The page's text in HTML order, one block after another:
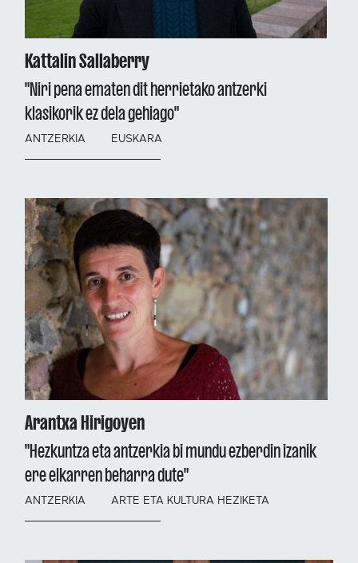
Kattalin Sallaberry
"Niri pena ematen dit herrietako antzerki
klasikorik ez dela gehiago"
ANTZERKIA EUSKARA
Arantxa Hirigoyen
"Hezkuntza eta antzerkia bi mundu ezberdin izanik
ere elkarren beharra dute"
ANTZERKIA ARTE ETA KULTURA HEZIKETA